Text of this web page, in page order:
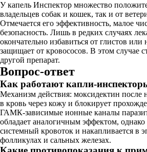
У капель Инспектор множество
владельцев собак и кошек, так и от
Отмечается его эффективность, малое
безопасность. Лишь в редких случаях
окончательно избавиться от глистов
защищает от кровососов. В этом случае
другой препарат.
Вопрос-ответ
Как работают капли-
Механизм действия: моксидектин после
в кровь через кожу и блокирует
ГАМК-зависимые ионные каналы
обладает аналогичным эффектом, однако
системный кровоток и накапливается в
фолликулах и сальных железах.